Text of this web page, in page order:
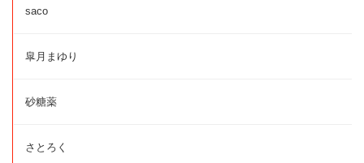
saco
皐月まゆり
砂糖薬
さとろく